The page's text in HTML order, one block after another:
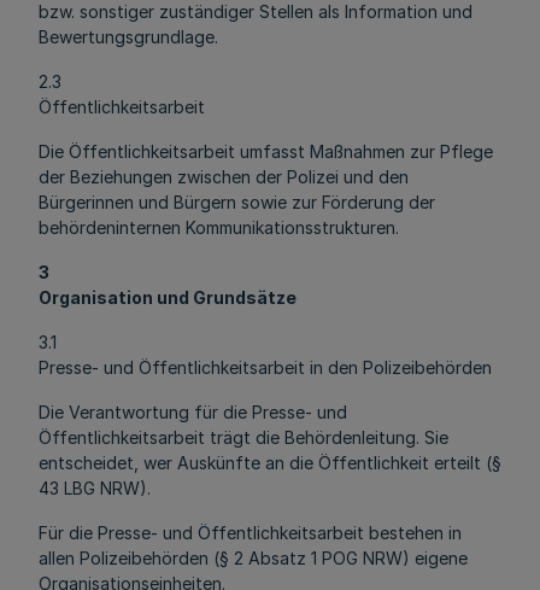
bzw. sonstiger zuständiger Stellen als Information und
Bewertungsgrundlage.
2.3
Öffentlichkeitsarbeit
Die Öffentlichkeitsarbeit umfasst Maßnahmen zur Pflege
der Beziehungen zwischen der Polizei und den
Bürgerinnen und Bürgern sowie zur Förderung der
behördeninternen Kommunikationsstrukturen.
3
Organisation und Grundsätze
3.1
Presse- und Öffentlichkeitsarbeit in den Polizeibehörden
Die Verantwortung für die Presse- und
Öffentlichkeitsarbeit trägt die Behördenleitung. Sie
entscheidet, wer Auskünfte an die Öffentlichkeit erteilt (§
43 LBG NRW).
Für die Presse- und Öffentlichkeitsarbeit bestehen in
allen Polizeibehörden (§ 2 Absatz 1 POG NRW) eigene
Organisationseinheiten.